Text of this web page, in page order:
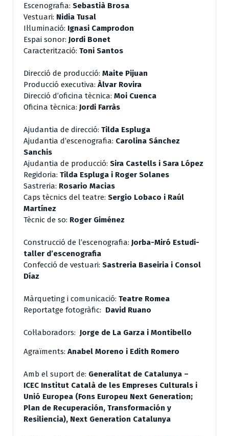
Escenografia: Sebastià Brosa
Vestuari: Nidia Tusal
Il·luminació: Ignasi Camprodon
Espai sonor: Jordi Bonet
Caracterització: Toni Santos
Direcció de producció: Maite Pijuan
Producció executiva: Àlvar Rovira
Direcció d’oficina tècnica: Moi Cuenca
Oficina tècnica: Jordi Farràs
Ajudantia de direcció: Tilda Espluga
Ajudantia d’escenografia: Carolina Sánchez
Sanchis
Ajudantia de producció: Sira Castells i Sara López
Regidoria: Tilda Espluga i Roger Solanes
Sastreria: Rosario Macias
Caps tècnics del teatre: Sergio Lobaco i Raúl
Martínez
Tècnic de so: Roger Giménez
Construcció de l’escenografia: Jorba-Miró Estudi-
taller d’escenografia
Confecció de vestuari: Sastreria Baseiria i Consol
Díaz
Màrqueting i comunicació: Teatre Romea
Reportatge fotogràfic: David Ruano
Col·laboradors: Jorge de La Garza i Montibello
Agraïments: Anabel Moreno i Edith Romero
Amb el suport de: Generalitat de Catalunya –
ICEC Institut Català de les Empreses Culturals i
Unió Europea (Fons Europeu Next Generation;
Plan de Recuperación, Transformación y
Resiliencia), Next Generation Catalunya